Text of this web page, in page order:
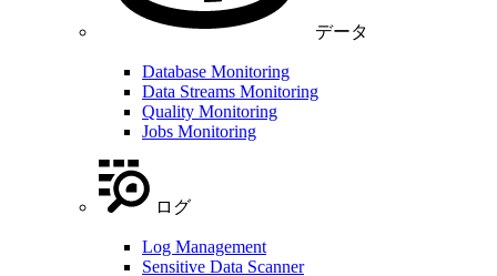
データ
Database Monitoring
Data Streams Monitoring
Quality Monitoring
Jobs Monitoring
ログ
Log Management
Sensitive Data Scanner